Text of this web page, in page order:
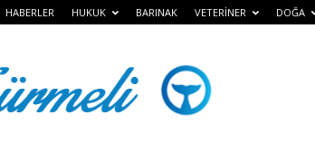
HABERLER HUKUK BARINAK VETERİNER DOĞA